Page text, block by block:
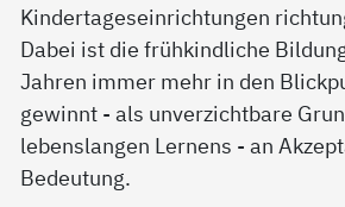
Kindertageseinrichtungen
Dabei ist die frühkindliche
Jahren immer mehr in den
gewinnt - als unverzichtbare
lebenslangen Lernens - an
Bedeutung.